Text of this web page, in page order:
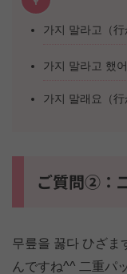
가지 말라고（行
가지 말라고 했
가지 말래요（行
ご質問②：
무릎을 꿇다 ひざま
んですね^^ 二重パ